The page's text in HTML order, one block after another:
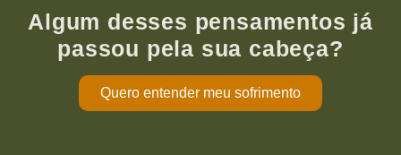
Algum desses pensamentos já
passou pela sua cabeça?
Quero entender meu sofrimento